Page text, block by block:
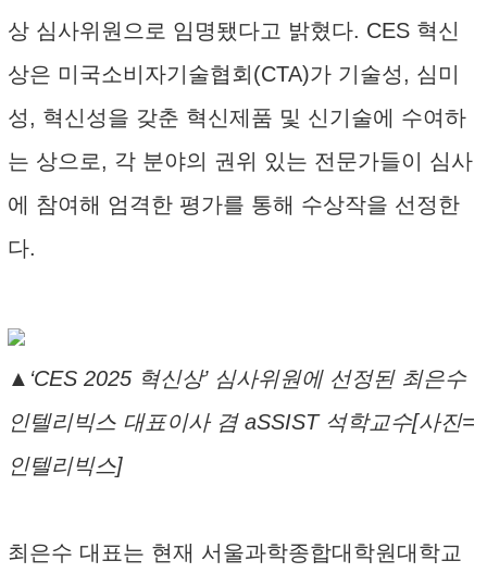
상 심사위원으로 임명됐다고 밝혔다. CES 혁신
상은 미국소비자기술협회(CTA)가 기술성, 심미
성, 혁신성을 갖춘 혁신제품 및 신기술에 수여하
는 상으로, 각 분야의 권위 있는 전문가들이 심사
에 참여해 엄격한 평가를 통해 수상작을 선정한
다.
▲‘CES 2025 혁신상’ 심사위원에 선정된 최은수
인텔리빅스 대표이사 겸 aSSIST 석학교수[사진=
인텔리빅스]
최은수 대표는 현재 서울과학종합대학원대학교